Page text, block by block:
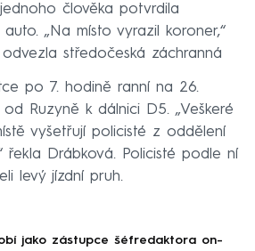
člověka potvrdila
„Na místo vyrazil koroner,“
středočeská záchranná
po 7. hodině ranní na 26.
Ruzyně k dálnici D5. „Veškeré
vyšetřují policisté z oddělení
řekla Drábková. Policisté podle ní
levý jízdní pruh.
jako zástupce šéfredaktora on-